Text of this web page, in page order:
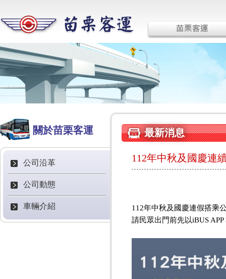
關於苗栗客運
公司沿革
公司動態
車輛介紹
最新消息
112年中秋及國慶連
112年中秋及國慶連假搭乘
請民眾出門前先以iBUS